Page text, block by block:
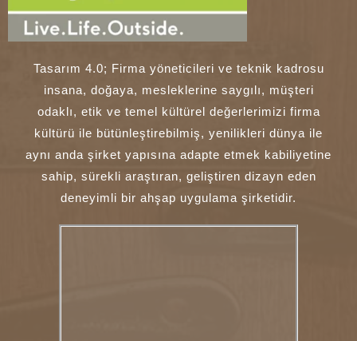
Tasarım 4.0; Firma yöneticileri ve teknik kadrosu
insana, doğaya, mesleklerine saygılı, müşteri
odaklı, etik ve temel kültürel değerlerimizi firma
kültürü ile bütünleştirebilmiş, yenilikleri dünya ile
aynı anda şirket yapısına adapte etmek kabiliyetine
sahip, sürekli araştıran, geliştiren dizayn eden
deneyimli bir ahşap uygulama şirketidir.